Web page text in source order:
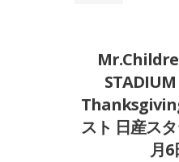
STADIUM
スト 日産ス
月6